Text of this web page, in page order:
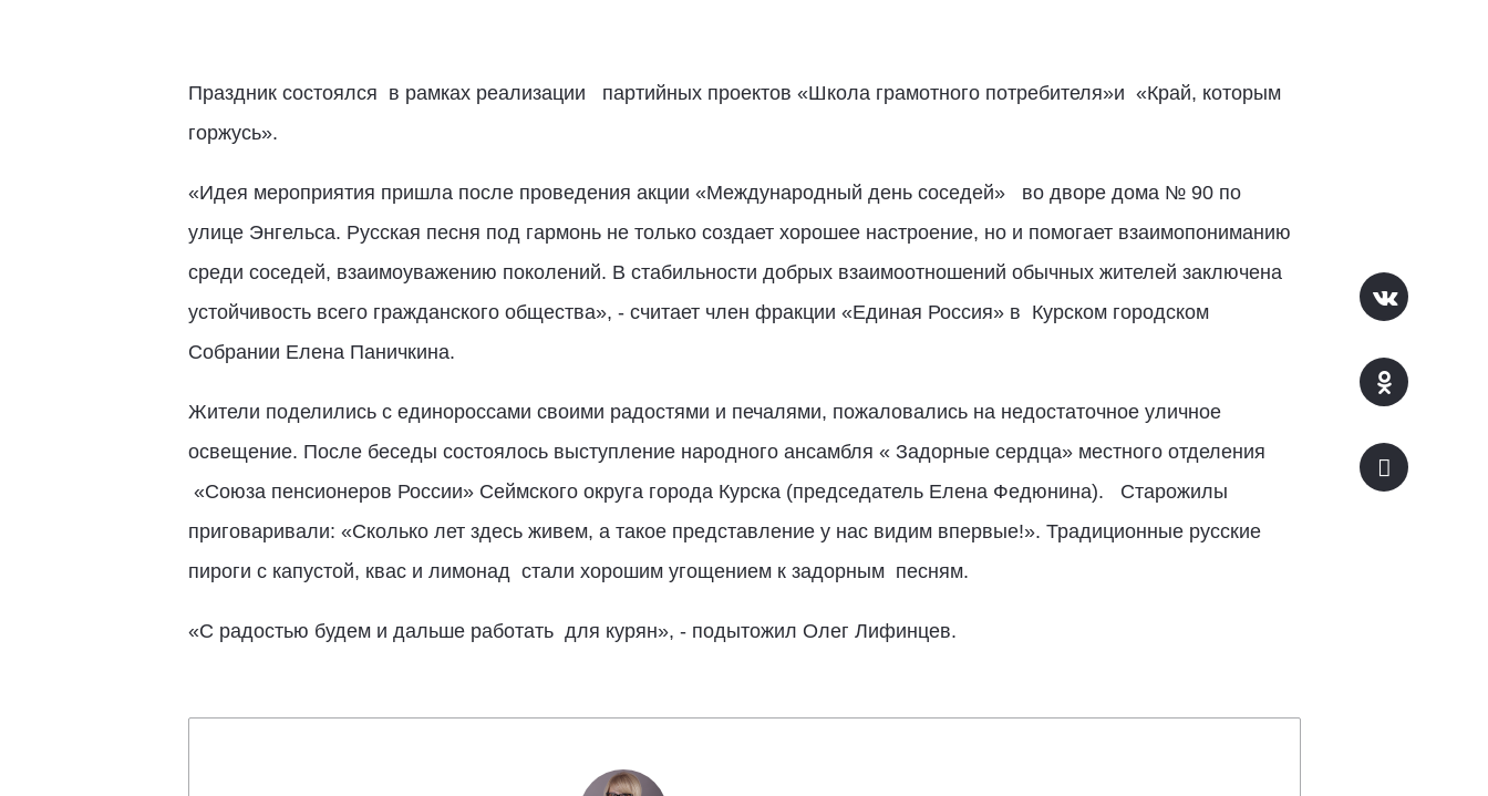
Праздник состоялся в рамках реализации партийных проектов «Школа грамотного потребителя»и «Край, которым
горжусь».
«Идея мероприятия пришла после проведения акции «Международный день соседей» во дворе дома № 90 по
улице Энгельса. Русская песня под гармонь не только создает хорошее настроение, но и помогает взаимопониманию
среди соседей, взаимоуважению поколений. В стабильности добрых взаимоотношений обычных жителей заключена
устойчивость всего гражданского общества», - считает член фракции «Единая Россия» в Курском городском
Собрании Елена Паничкина.
Жители поделились с единороссами своими радостями и печалями, пожаловались на недостаточное уличное
освещение. После беседы состоялось выступление народного ансамбля « Задорные сердца» местного отделения
«Союза пенсионеров России» Сеймского округа города Курска (председатель Елена Федюнина). Старожилы
приговаривали: «Сколько лет здесь живем, а такое представление у нас видим впервые!». Традиционные русские
пироги с капустой, квас и лимонад стали хорошим угощением к задорным песням.
«С радостью будем и дальше работать для курян», - подытожил Олег Лифинцев.